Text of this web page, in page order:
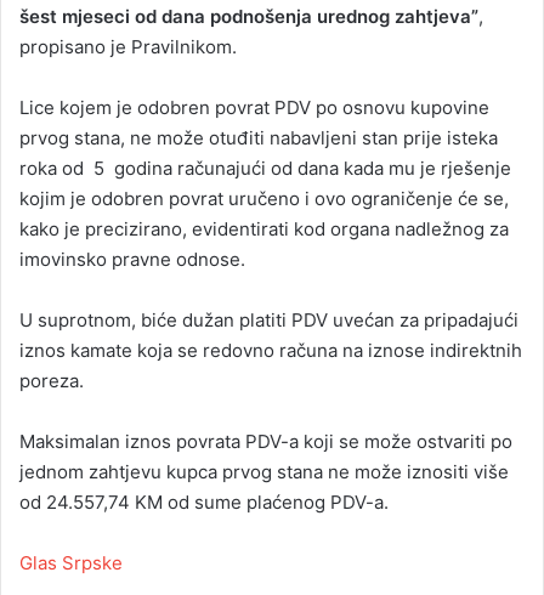
šest mjeseci od dana podnošenja urednog zahtjeva”,
propisano je Pravilnikom.
Lice kojem je odobren povrat PDV po osnovu kupovine
prvog stana, ne može otuđiti nabavljeni stan prije isteka
roka od 5 godina računajući od dana kada mu je rješenje
kojim je odobren povrat uručeno i ovo ograničenje će se,
kako je precizirano, evidentirati kod organa nadležnog za
imovinsko pravne odnose.
U suprotnom, biće dužan platiti PDV uvećan za pripadajući
iznos kamate koja se redovno računa na iznose indirektnih
poreza.
Maksimalan iznos povrata PDV-a koji se može ostvariti po
jednom zahtjevu kupca prvog stana ne može iznositi više
od 24.557,74 KM od sume plaćenog PDV-a.
Glas Srpske